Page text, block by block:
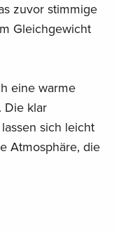
zuvor stimmige
Gleichgewicht
eine warme
Die klar
sich leicht
Atmosphäre, die